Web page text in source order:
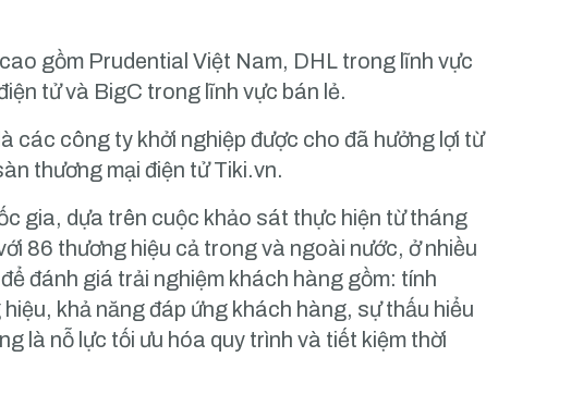
gồm Prudential Việt Nam, DHL trong lĩnh vực
tử và BigC trong lĩnh vực bán lẻ.
các công ty khởi nghiệp được cho đã hưởng lợi từ
thương mại điện tử Tiki.vn.
gia, dựa trên cuộc khảo sát thực hiện từ tháng
86 thương hiệu cả trong và ngoài nước, ở nhiều
đánh giá trải nghiệm khách hàng gồm: tính
khả năng đáp ứng khách hàng, sự thấu hiểu
là nỗ lực tối ưu hóa quy trình và tiết kiệm thời